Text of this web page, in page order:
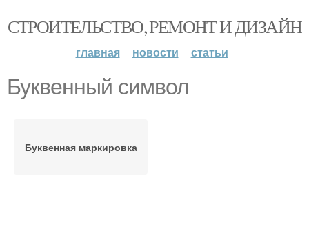
СТРОИТЕЛЬСТВО, РЕМОНТ И ДИЗАЙН
главная новости статьи
Буквенный символ
Буквенная маркировка